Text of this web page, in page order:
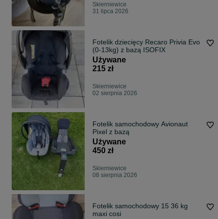
Skierniewice
31 lipca 2026
Fotelik dziecięcy Recaro Privia Evo
(0-13kg) z bazą ISOFIX
Używane
215 zł
Skierniewice
02 sierpnia 2026
Fotelik samochodowy Avionaut
Pixel z bazą
Używane
450 zł
Skierniewice
08 sierpnia 2026
Fotelik samochodowy 15 36 kg
maxi cosi